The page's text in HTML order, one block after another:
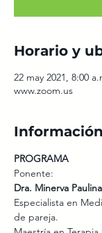
Horario y
22 may 2021, 8:00
www.zoom.us
Información
PROGRAMA
Ponente:
Dra. Minerva
Especialista en
de pareja.